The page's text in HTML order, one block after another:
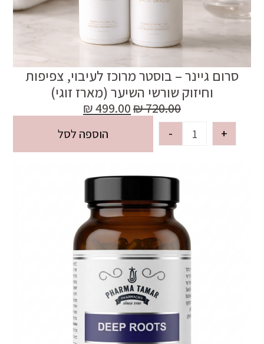
סרום גיינר – בוסטר מרוכז לעיבוי, צפיפות
וחיזוק שורשי השיער (מארז זוגי)
720.00
₪
499.00
₪
- + הוספה לסל